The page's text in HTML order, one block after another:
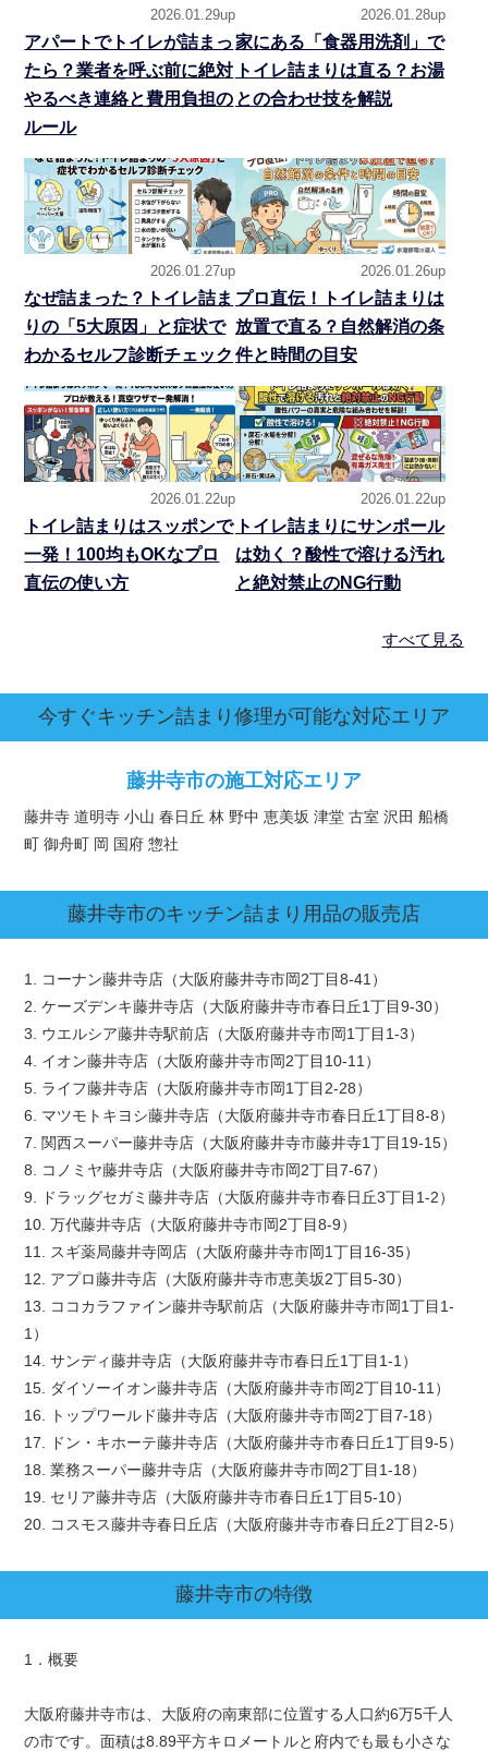
2026.01.29up
アパートでトイレが詰まっ
たら？業者を呼ぶ前に絶対
やるべき連絡と費用負担の
ルール
2026.01.28up
家にある「食器用洗剤」で
トイレ詰まりは直る？お湯
との合わせ技を解説
2026.01.27up
なぜ詰まった？トイレ詰ま
りの「5大原因」と症状で
わかるセルフ診断チェック
2026.01.26up
プロ直伝！トイレ詰まりは
放置で直る？自然解消の条
件と時間の目安
2026.01.22up
トイレ詰まりはスッポンで
一発！100均もOKなプロ
直伝の使い方
2026.01.22up
トイレ詰まりにサンポール
は効く？酸性で溶ける汚れ
と絶対禁止のNG行動
すべて見る
今すぐキッチン詰まり修理が可能な対応エリア
藤井寺市の施工対応エリア
藤井寺 道明寺 小山 春日丘 林 野中 恵美坂 津堂 古室 沢田 船橋
町 御舟町 岡 国府 惣社
藤井寺市のキッチン詰まり用品の販売店
1. コーナン藤井寺店（大阪府藤井寺市岡2丁目8-41）
2. ケーズデンキ藤井寺店（大阪府藤井寺市春日丘1丁目9-30）
3. ウエルシア藤井寺駅前店（大阪府藤井寺市岡1丁目1-3）
4. イオン藤井寺店（大阪府藤井寺市岡2丁目10-11）
5. ライフ藤井寺店（大阪府藤井寺市岡1丁目2-28）
6. マツモトキヨシ藤井寺店（大阪府藤井寺市春日丘1丁目8-8）
7. 関西スーパー藤井寺店（大阪府藤井寺市藤井寺1丁目19-15）
8. コノミヤ藤井寺店（大阪府藤井寺市岡2丁目7-67）
9. ドラッグセガミ藤井寺店（大阪府藤井寺市春日丘3丁目1-2）
10. 万代藤井寺店（大阪府藤井寺市岡2丁目8-9）
11. スギ薬局藤井寺岡店（大阪府藤井寺市岡1丁目16-35）
12. アプロ藤井寺店（大阪府藤井寺市恵美坂2丁目5-30）
13. ココカラファイン藤井寺駅前店（大阪府藤井寺市岡1丁目1-
1）
14. サンディ藤井寺店（大阪府藤井寺市春日丘1丁目1-1）
15. ダイソーイオン藤井寺店（大阪府藤井寺市岡2丁目10-11）
16. トップワールド藤井寺店（大阪府藤井寺市岡2丁目7-18）
17. ドン・キホーテ藤井寺店（大阪府藤井寺市春日丘1丁目9-5）
18. 業務スーパー藤井寺店（大阪府藤井寺市岡2丁目1-18）
19. セリア藤井寺店（大阪府藤井寺市春日丘1丁目5-10）
20. コスモス藤井寺春日丘店（大阪府藤井寺市春日丘2丁目2-5）
藤井寺市の特徴
1．概要
大阪府藤井寺市は、大阪府の南東部に位置する人口約6万5千人
の市です。面積は8.89平方キロメートルと府内でも最も小さな